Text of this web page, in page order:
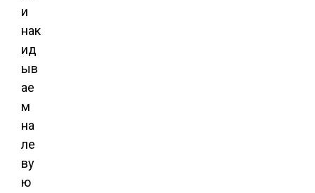
и
нак
ид
ыв
ае
м
на
ле
ву
ю